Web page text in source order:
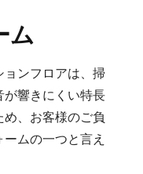
ム
ョンフロアは、掃
が響きにくい特長
、お客様のご負
ムの一つと言え